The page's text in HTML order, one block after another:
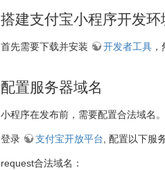
搭建支付宝小程序开发环
首先需要下载并安装 开发者工具
配置服务器域名
小程序在发布前，需要配置合法域名。
登录 支付宝开放平台, 配置以下服
request合法域名：